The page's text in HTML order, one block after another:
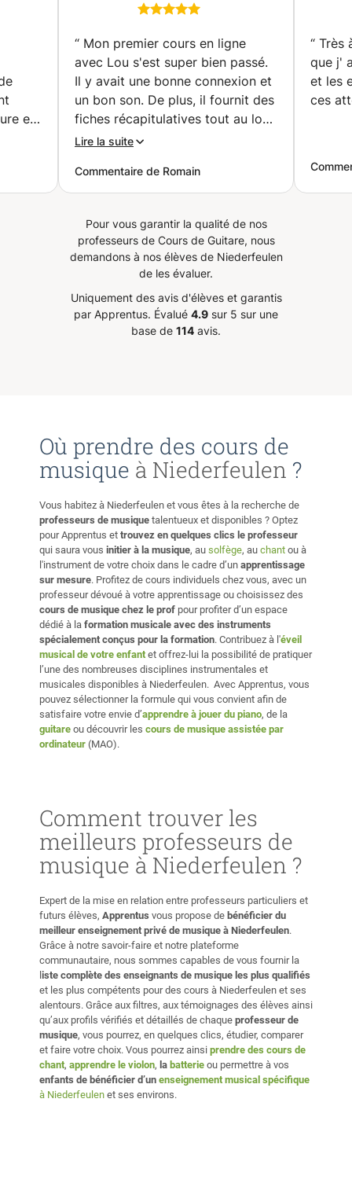
l'année. CONTACT / PROGRAMME ✓ Programme à la
(9/11/13/etc) *Etats (Fondamental & Inversions) ----
sur son instrument *La Gamme Majeure Heptatonique *3
Gammes Mineures Heptatoniques:
Naturelle/Mélodique/Harmonique *La Gamme
Pentatonique : Mineure *La Gamme Blues (Hexatonique) :
Mineure *Les Modes :
Aeolien/Locrien/Ionien/Dorien/Phrygian/Lydian/Mixolydien
*Les Modes altérés : Phrygian Dominant/Superlocrien
bb7/etc... ----Techniques au Pick (Guitare Électrique) :
*Alternate Picking *Fast Picking/Tremolo Picking
*Shredding *Tapping *Sweep Picking *Legato Picking
*Palm Mute *Natural Harmonics *Pinch Harmonics
*Artificial Harmonics ----Strumming/Picking à la main
(Guitare Acoustique) *Percussions "SnareDrum" sur la
*Rasgueado (Technique Flamenco) *Strumming
Générique *Fingerstyle Picking *Picking à deux doigts +
Legato pour les mélodies rapides (ex: un solo) ----Jouer
conseils *Jam avec moi *Etude de solos et comment s'en
inspirer ----Comprendre et connaître le solfège *Théorie
sur l'Harmonie *Harmonisation des gammes *Cycle des
*Nomenclature : Classique/Jazz/Moderne *Lecture sur
Tablatures et Portées *Etude sur la tonalité ----Théorie
sur la Mélodie *Mélodie simple VS complexe *Target
Notes *Tips & Tricks ----Théorie sur le Rythme
*Connaissances des grooves de plusieurs style de
musique *Gammes Rhythmiques *Subdivisions des notes
*Ternaire et binaire *Signatures Rhythmiques ----
Production Musicale *Composition *Arrangement
*Enregistrement
est
à
Bruxelles / Webcam
“ Mon premier cours en ligne
avec Lou s'est super bien passé.
Il y avait une bonne connexion et
un bon son. De plus, il fournit des
fiches récapitulatives tout au long
de la séance qui permettent de
aussi de pouvoir retravailler seul
les différentes notions abordées.
très bon pédagogue et qu'il sait
transmettre son savoir. Je suis
donc très satisfait :) ”
Lire la suite
Commentaire de Romain
“ Très
que j'
et les
ces
Pour vous garantir la qualité de nos
professeurs de Cours de Guitare, nous
demandons à nos élèves de Niederfeulen
de les évaluer.
Uniquement des avis d'élèves et garantis
par Apprentus. Évalué 4.9 sur 5 sur une
base de 114 avis.
Où prendre des cours de
musique à Niederfeulen ?
Vous habitez à Niederfeulen et vous êtes à la recherche de
professeurs de musique talentueux et disponibles ? Optez
pour Apprentus et trouvez en quelques clics le professeur
qui saura vous initier à la musique, au solfège, au chant ou à
l'instrument de votre choix dans le cadre d’un apprentissage
sur mesure. Profitez de cours individuels chez vous, avec un
professeur dévoué à votre apprentissage ou choisissez des
cours de musique chez le prof pour profiter d’un espace
dédié à la formation musicale avec des instruments
spécialement conçus pour la formation. Contribuez à l'éveil
musical de votre enfant et offrez-lui la possibilité de pratiquer
l’une des nombreuses disciplines instrumentales et
musicales disponibles à Niederfeulen. Avec Apprentus, vous
pouvez sélectionner la formule qui vous convient afin de
satisfaire votre envie d’apprendre à jouer du piano, de la
guitare ou découvrir les cours de musique assistée par
ordinateur (MAO).
Comment trouver les
meilleurs professeurs de
musique à Niederfeulen ?
Expert de la mise en relation entre professeurs particuliers et
futurs élèves, Apprentus vous propose de bénéficier du
meilleur enseignement privé de musique à Niederfeulen.
Grâce à notre savoir-faire et notre plateforme
communautaire, nous sommes capables de vous fournir la
liste complète des enseignants de musique les plus qualifiés
et les plus compétents pour des cours à Niederfeulen et ses
alentours. Grâce aux filtres, aux témoignages des élèves ainsi
qu’aux profils vérifiés et détaillés de chaque professeur de
musique, vous pourrez, en quelques clics, étudier, comparer
et faire votre choix. Vous pourrez ainsi prendre des cours de
chant, apprendre le violon, la batterie ou permettre à vos
enfants de bénéficier d’un enseignement musical spécifique
à Niederfeulen et ses environs.